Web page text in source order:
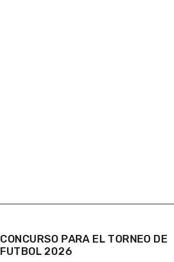
CONCURSO PARA EL TORNEO DE
FUTBOL 2026